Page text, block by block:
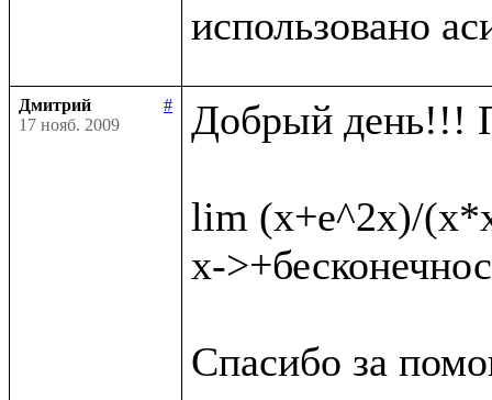
использовано
Дмитрий
#
17 нояб. 2009
Добрый день!!!
lim (x+e^2x)/
x-